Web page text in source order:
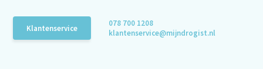
Klantenservice
078 700 1208
klantenservice@mijndrogist.nl